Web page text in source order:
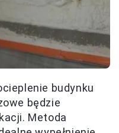
budynku
będzie
Metoda